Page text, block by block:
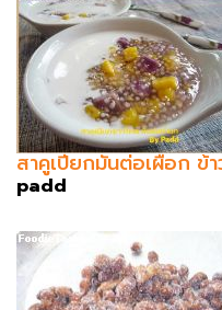
สาคูเปียกมันต่อเผือก ข้
padd